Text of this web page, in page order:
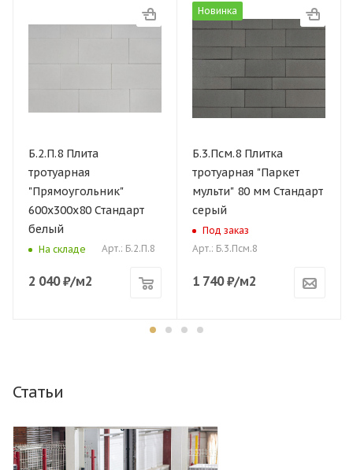
Б.2.П.8 Плита
тротуарная
"Прямоугольник"
600х300х80 Стандарт
белый
На складе Арт.: Б.2.П.8
2 040₽/м2
Новинка
Б.3.Псм.8 Плитка
тротуарная "Паркет
мульти" 80 мм Стандарт
серый
Под заказ
Арт.: Б.3.Псм.8
1 740₽/м2
Статьи